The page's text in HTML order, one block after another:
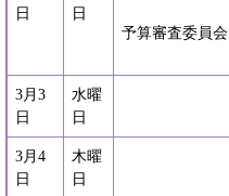
日
日
予算審査委員会
3月3
日
水曜
日
3月4
日
木曜
日